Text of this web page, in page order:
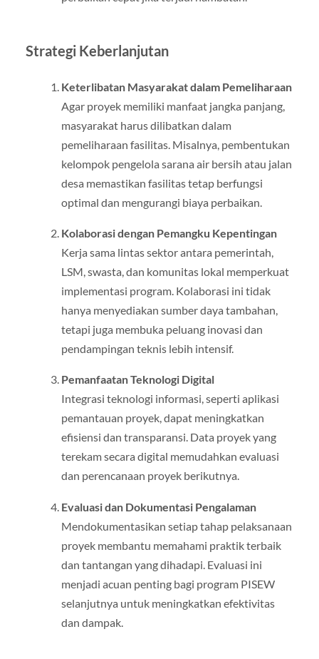
Strategi Keberlanjutan
Keterlibatan Masyarakat dalam Pemeliharaan
Agar proyek memiliki manfaat jangka panjang,
masyarakat harus dilibatkan dalam
pemeliharaan fasilitas. Misalnya, pembentukan
kelompok pengelola sarana air bersih atau jalan
desa memastikan fasilitas tetap berfungsi
optimal dan mengurangi biaya perbaikan.
Kolaborasi dengan Pemangku Kepentingan
Kerja sama lintas sektor antara pemerintah,
LSM, swasta, dan komunitas lokal memperkuat
implementasi program. Kolaborasi ini tidak
hanya menyediakan sumber daya tambahan,
tetapi juga membuka peluang inovasi dan
pendampingan teknis lebih intensif.
Pemanfaatan Teknologi Digital
Integrasi teknologi informasi, seperti aplikasi
pemantauan proyek, dapat meningkatkan
efisiensi dan transparansi. Data proyek yang
terekam secara digital memudahkan evaluasi
dan perencanaan proyek berikutnya.
Evaluasi dan Dokumentasi Pengalaman
Mendokumentasikan setiap tahap pelaksanaan
proyek membantu memahami praktik terbaik
dan tantangan yang dihadapi. Evaluasi ini
menjadi acuan penting bagi program PISEW
selanjutnya untuk meningkatkan efektivitas
dan dampak.